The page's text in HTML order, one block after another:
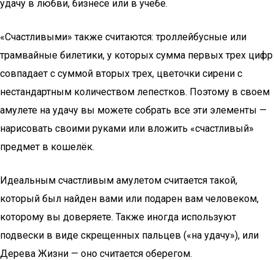
удачу в любви, бизнесе или в учебе.
«Счастливыми» также считаются: троллейбусные или
трамвайные билетики, у которых сумма первых трех цифр
совпадает с суммой вторых трех, цветочки сирени с
нестандартным количеством лепестков. Поэтому в своем
амулете на удачу вы можете собрать все эти элементы —
нарисовать своими руками или вложить «счастливый»
предмет в кошелёк.
Идеальным счастливым амулетом считается такой,
который был найден вами или подарен вам человеком,
которому вы доверяете. Также иногда используют
подвески в виде скрещенных пальцев («на удачу»), или
Дерева Жизни — оно считается оберегом.